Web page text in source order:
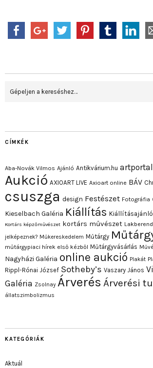
CÍMKÉK
Aba-Novák Vilmos Ajánló Antikvárium.hu artportal
Aukció AXIOART LIVE Axioart online BÁV
csuszga design Festészet Fotográfia
Kieselbach Galéria Kiállítás Kiállításajánló
Kortárs képzőművészet kortárs művészet
jelképeznek? Műkereskedelem Műtárgy
műtárgypiaci hírek első kézből Műtárgyvásárlás
Nagyházi Galéria online aukció Plakát
Rippl-Rónai József Sotheby’s Vaszary János
Galéria Zsolnay Árverés Árverési
állatszimbolizmus
KATEGÓRIÁK
Aktuál